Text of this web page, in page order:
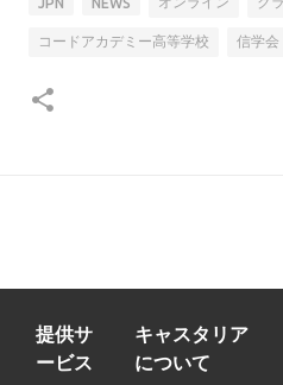
コードアカデミー高等学校 信学会
提供サ
ービス
キャスタリア
について